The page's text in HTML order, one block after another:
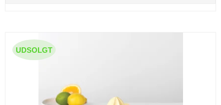
UDSOLGT